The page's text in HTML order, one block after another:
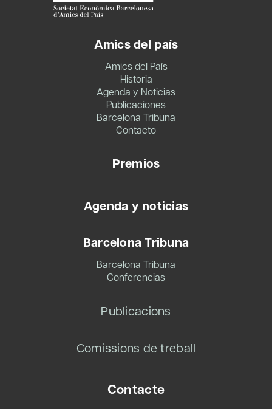
Amics del país
Amics del País
Historia
Agenda y Noticias
Publicaciones
Barcelona Tribuna
Contacto
Premios
Agenda y noticias
Barcelona Tribuna
Barcelona Tribuna
Conferencias
Publicacions
Comissions de treball
Contacte